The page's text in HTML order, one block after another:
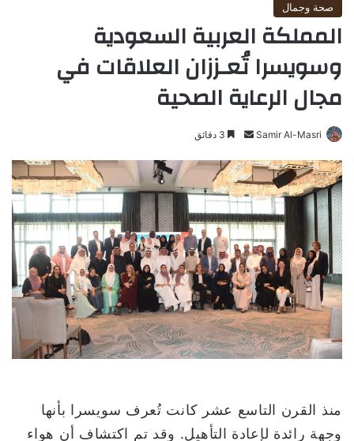
صحة وجمال
المملكة العربية السعودية
وسويسرا تُعـززان العلاقات في
مجال الرعاية الصحية
Samir Al-Masri
س
ل
ب
ر
ي
د
ا
إ
ل
ك
ت
ن
ي
منذ القرن التاسع عشر كانت تُعرف سويسرا بأنها
وجهة رائدة لإعادة التأهيل. وقد تم اكتشاف أن هواء